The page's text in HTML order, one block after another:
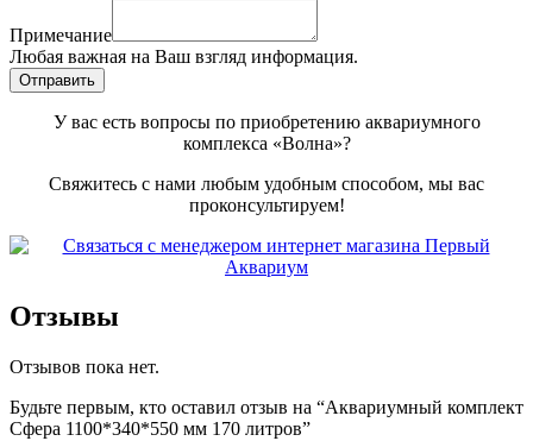
Выберете
вам
Примечание
Любая важная на Ваш взгляд информация.
Отправить
У вас есть вопросы по приобретению аквариумного
комплекса «Волна»?
Свяжитесь с нами любым удобным способом, мы вас
проконсультируем!
Отзывы
Отзывов пока нет.
Будьте первым, кто оставил отзыв на “Аквариумный комплект
Сфера 1100*340*550 мм 170 литров”